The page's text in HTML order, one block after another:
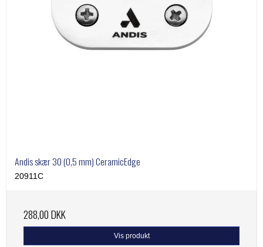
Andis skær 30 (0,5 mm) CeramicEdge
20911C
288,00 DKK
Vis produkt